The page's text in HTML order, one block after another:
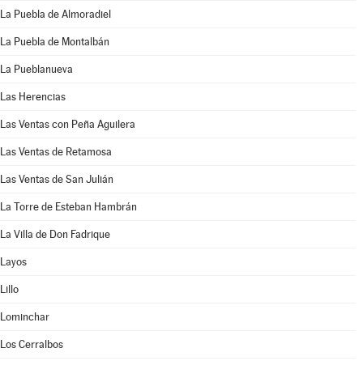
La Puebla de Almoradiel
La Puebla de Montalbán
La Pueblanueva
Las Herencias
Las Ventas con Peña Aguilera
Las Ventas de Retamosa
Las Ventas de San Julián
La Torre de Esteban Hambrán
La Villa de Don Fadrique
Layos
Lillo
Lominchar
Los Cerralbos